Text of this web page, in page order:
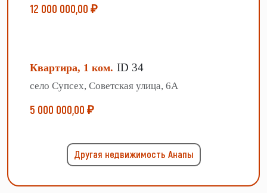
12 000 000,00 ₽
Квартира, 1 ком. ID 34
село Супсех, Советская улица, 6А
5 000 000,00 ₽
Другая недвижимость Анапы